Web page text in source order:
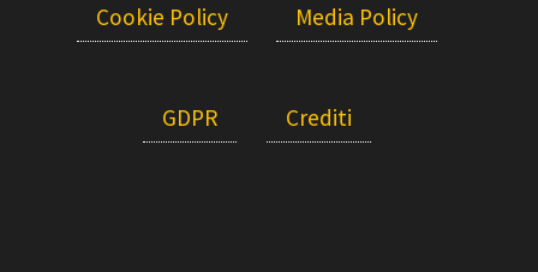
Cookie Policy Media Policy
GDPR Crediti